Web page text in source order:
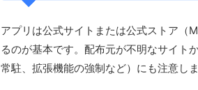
アプリは公式サイトまたは公式ストア
るのが基本です。配布元が不明なサイト
常駐、拡張機能の強制など）にも注意しま